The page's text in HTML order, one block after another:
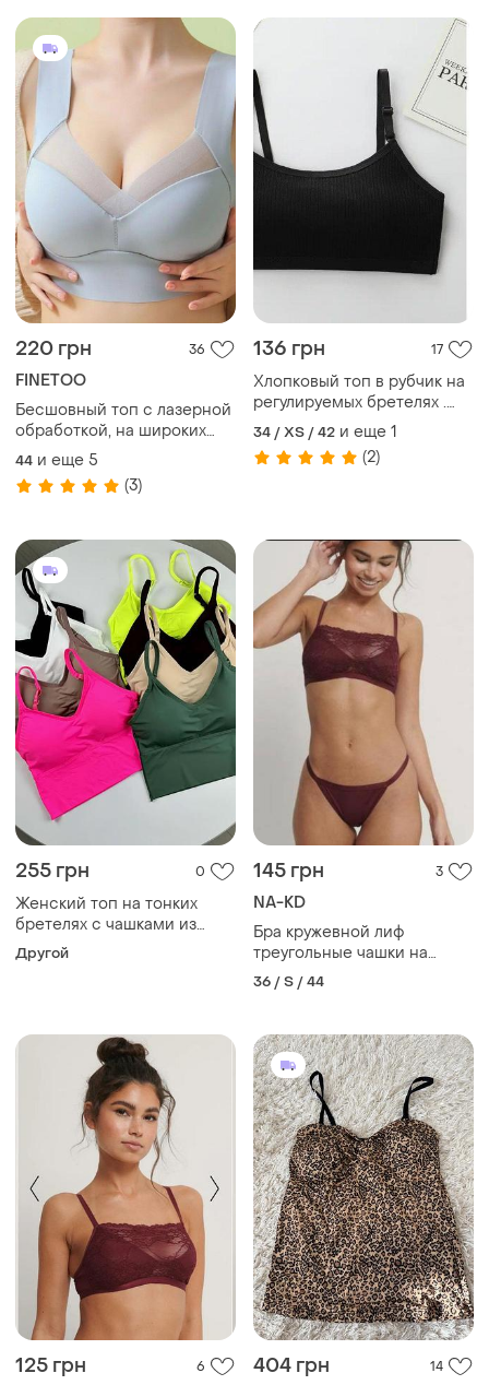
220 грн 36
FINETOO
Бесшовный топ с лазерной
обработкой, на широких
бретелях с формированной
чашкой.. чашка: в,с.
44 и еще 5
(3)
136 грн 17
Хлопковый топ в рубчик на
регулируемых бретелях .
чашка: а.
34 / XS / 42 и еще 1
(2)
255 грн 0
Женский топ на тонких
бретелях с чашками из
гладкой ткани
Другой
145 грн 3
NA-KD
Бра кружевной лиф
треугольные чашки на
тонких бретелях топ
36 / S / 44
125 грн 6 404 грн 14